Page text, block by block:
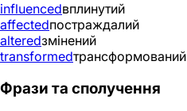
influencedвплинутий
affectedпостраждалий
alteredзмінений
transformedтрансформований
Фрази та сполучення